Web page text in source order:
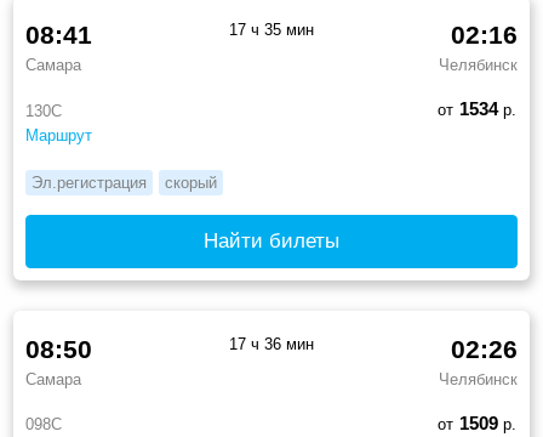
130С
Маршрут
08:41
Самара
02:16
Челябинск
17 ч 35 мин
от 1534р.
Эл.регистрация скорый
Найти билеты
098С
08:50
Самара
02:26
Челябинск
17 ч 36 мин
от 1509р.